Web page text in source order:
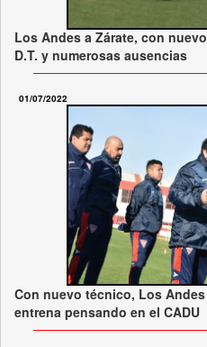
Los Andes a Zárate, con nuevo
D.T. y numerosas ausencias
01/07/2022
Con nuevo técnico, Los Andes
entrena pensando en el CADU